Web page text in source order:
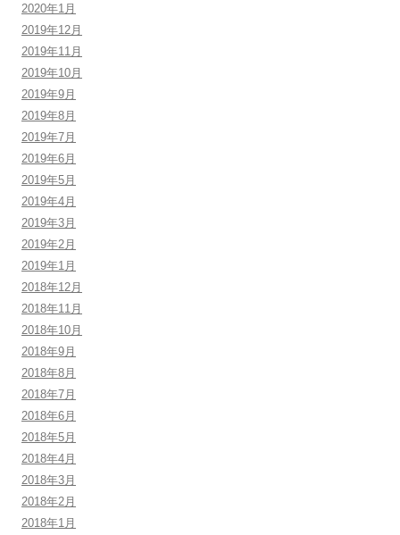
2020年1月
2019年12月
2019年11月
2019年10月
2019年9月
2019年8月
2019年7月
2019年6月
2019年5月
2019年4月
2019年3月
2019年2月
2019年1月
2018年12月
2018年11月
2018年10月
2018年9月
2018年8月
2018年7月
2018年6月
2018年5月
2018年4月
2018年3月
2018年2月
2018年1月